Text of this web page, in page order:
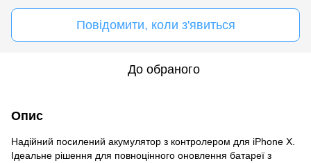
Повідомити, коли з'явиться
До обраного
Опис
Надійний посилений акумулятор з контролером для iPhone X.
Ідеальне рішення для повноцінного оновлення батареї з